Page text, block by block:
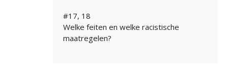
#17, 18
Welke feiten en welke racistische
maatregelen?